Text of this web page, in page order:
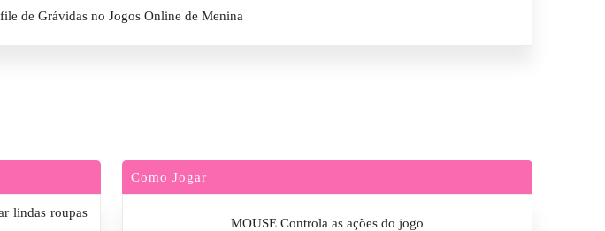
de Grávidas no Jogos Online de Menina
lindas roupas
Como Jogar
MOUSE Controla as ações do jogo